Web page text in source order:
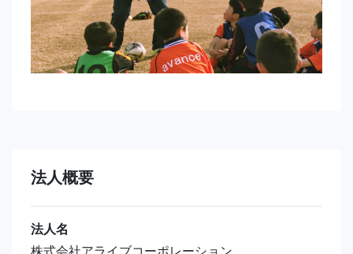
法人概要
法人名
株式会社アライブコーポレーション